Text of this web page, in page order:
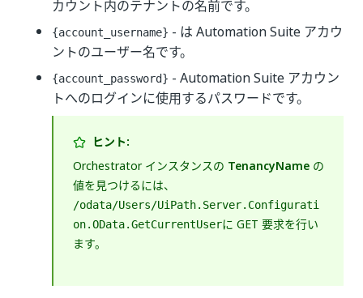
カウント内のテナントの名前です。
{account_username} - は Automation Suite アカウ
ントのユーザー名です。
{account_password} - Automation Suite アカウン
トへのログインに使用するパスワードです。
ヒント:
Orchestrator インスタンスの TenancyName の
値を見つけるには、
/odata/Users/UiPath.Server.Configurati
on.OData.GetCurrentUserに GET 要求を行い
ます。